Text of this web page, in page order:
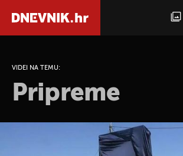
VIDEI NA TEMU:
Pripreme